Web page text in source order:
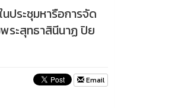
ประชุมหารือการจัด
ระสุทธาสินีนาฏ ปิย
Email